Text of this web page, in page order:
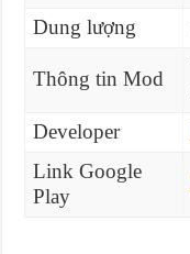
Dung lượng
Thông tin Mod
Developer
Link Google
Play